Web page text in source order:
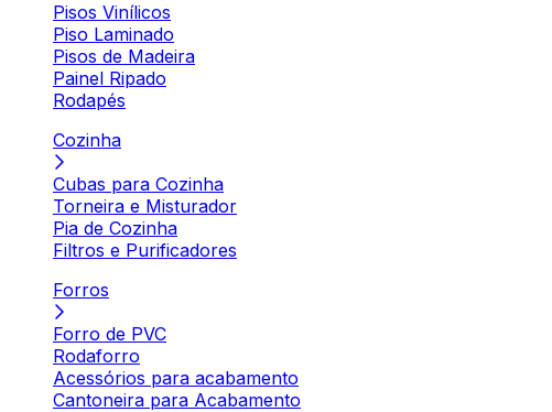
Pisos Vinílicos
Piso Laminado
Pisos de Madeira
Painel Ripado
Rodapés
Cozinha
Cubas para Cozinha
Torneira e Misturador
Pia de Cozinha
Filtros e Purificadores
Forros
Forro de PVC
Rodaforro
Acessórios para acabamento
Cantoneira para Acabamento